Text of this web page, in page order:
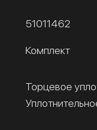
51011462
Комплект
Торцевое